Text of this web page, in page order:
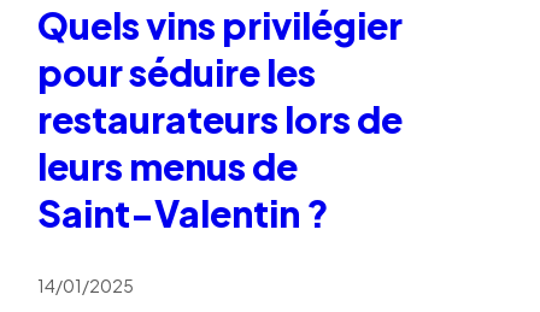
Quels vins privilégier
pour séduire les
restaurateurs lors de
leurs menus de
Saint-Valentin ?
14/01/2025